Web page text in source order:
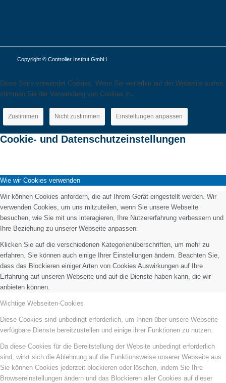
Copyright © Controller Institut GmbH
Diese Seite verwendet Cookies. Wenn Sie weiterhin auf der Webseite surfen,
stimmen Sie der Verwendung von Cookies zu.
Zustimmen Nicht zustimmen Einstellungen anpassen
Cookie- und Datenschutzeinstellungen
Wie wir Cookies verwenden
Wir können Cookies anfordern, die auf Ihrem Gerät eingestellt werden. Wir
verwenden Cookies, um uns mitzuteilen, wenn Sie unsere Webseite
besuchen, wie Sie mit uns interagieren, Ihre Nutzererfahrung verbessern und
Ihre Beziehung zu unserer Webseite anpassen.
Klicken Sie auf die verschiedenen Kategorienüberschriften, um mehr zu
erfahren. Sie können auch einige Ihrer Einstellungen ändern. Beachten Sie,
dass das Blockieren einiger Arten von Cookies Auswirkungen auf Ihre
Erfahrung auf unseren Webseite und auf die Dienste haben kann, die wir
anbieten können.
Wichtige Webseiten-Cookies
Diese Cookies sind unbedingt erforderlich, um Ihnen über unsere Webseite
verfügbare Dienste bereitzustellen und einige ihrer Funktionen zu nutzen.
Da diese Cookies für die Bereitstellung der Website unbedingt erforderlich
sind, wirkt sich die Ablehnung auf die Funktionsweise unserer Webseite aus.
Sie können Cookies jederzeit blockieren oder löschen, indem Sie Ihre
Browsereinstellungen ändern und das Blockieren aller Cookies auf dieser